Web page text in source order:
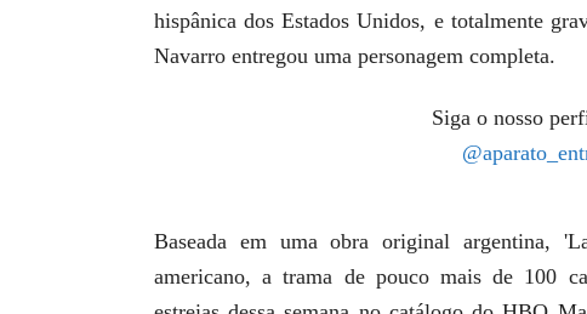
hispânica dos Estados Unidos, e totalmente
Navarro entregou uma personagem completa.
Siga o nosso
Baseada em uma obra original argentina,
americano, a trama de pouco mais de 100